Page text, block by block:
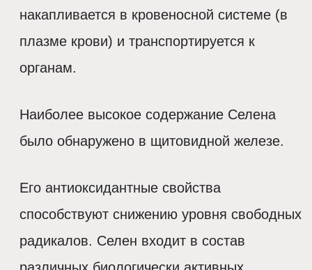
накапливается в кровеносной системе (в
плазме крови) и транспортируется к
органам.
Наиболее высокое содержание Селена
было обнаружено в щитовидной железе.
Его антиоксидантные свойства
способствуют снижению уровня свободных
радикалов. Селен входит в состав